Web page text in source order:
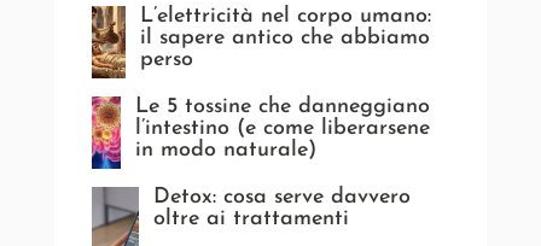
L’elettricità nel corpo umano:
il sapere antico che abbiamo
perso
Le 5 tossine che danneggiano
l’intestino (e come liberarsene
in modo naturale)
Detox: cosa serve davvero
oltre ai trattamenti